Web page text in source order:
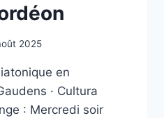
2025
en
· Cultura
: Mercredi soir